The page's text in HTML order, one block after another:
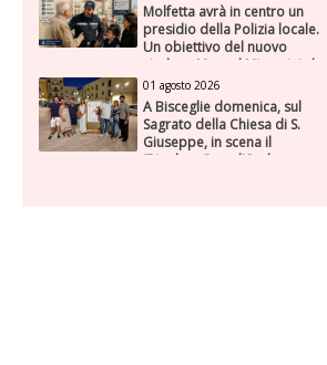
Molfetta avrà in centro un
presidio della Polizia locale.
Un obiettivo del nuovo
sindaco Manuel Minervini che
diviene realtà, con la speranza
di maggiore efficienza e
presenza sul territorio
01 agosto 2026
A Bisceglie domenica, sul
Sagrato della Chiesa di S.
Giuseppe, in scena il
“Rigoletto” con l’Orchestra